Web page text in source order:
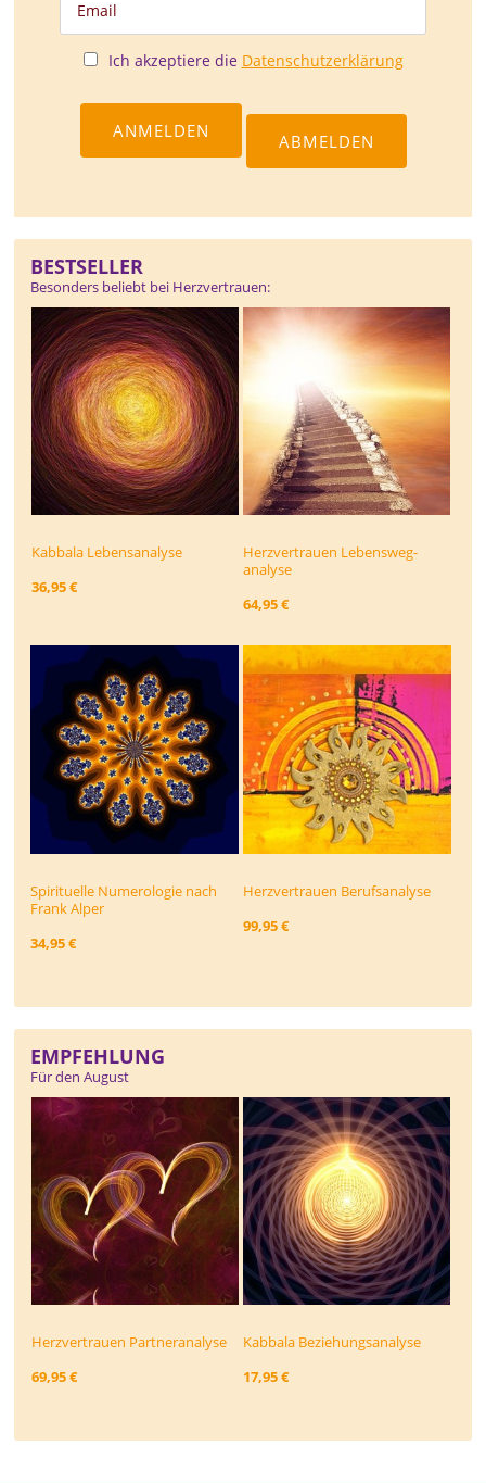
Ich akzeptiere die Datenschutzerklärung
BESTSELLER
Besonders beliebt bei Herzvertrauen:
Kabbala Lebensanalyse
36,95 €
Herzvertrauen Lebensweg­
analyse
64,95 €
Spirituelle Numerologie nach
Frank Alper
34,95 €
Herzvertrauen Berufsanalyse
99,95 €
EMPFEHLUNG
Für den August
Herzvertrauen Partneranalyse
69,95 €
Kabbala Beziehungs­analyse
17,95 €